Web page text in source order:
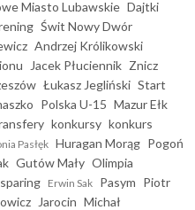
Miasto Lubawskie Dajtki
Świt Nowy Dwór
Andrzej Królikowski
Jacek Płuciennik Znicz
Łukasz Jegliński Start
Polska U-15 Mazur Ełk
konkursy konkurs
Pasłęk Huragan Morąg Pogoń
Gutów Mały Olimpia
sparing Erwin Sak Pasym Piotr
Jarocin Michał